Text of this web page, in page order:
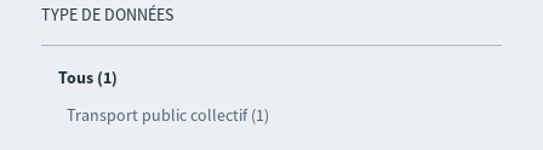
TYPE DE DONNÉES
Tous (1)
Transport public collectif (1)